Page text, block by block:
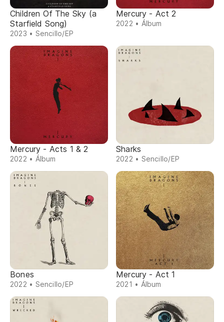
Children Of The Sky (a
Starfield Song)
2023 • Sencillo/EP
Mercury - Act 2
2022 • Álbum
Mercury - Acts 1 & 2
2022 • Álbum
Sharks
2022 • Sencillo/EP
Bones
2022 • Sencillo/EP
Mercury - Act 1
2021 • Álbum